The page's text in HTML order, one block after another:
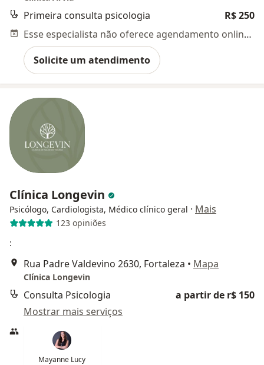
Primeira consulta psicologia
R$ 250
Esse especialista não oferece agendamento online para esse endereço.
Solicite um atendimento
Clínica Longevin
Psicólogo, Cardiologista, Médico clínico geral · Mais
123 opiniões
:
Rua Padre Valdevino 2630, Fortaleza • Mapa
Clínica Longevin
Consulta Psicologia
a partir de r$ 150
Mostrar mais serviços
Mayanne Lucy